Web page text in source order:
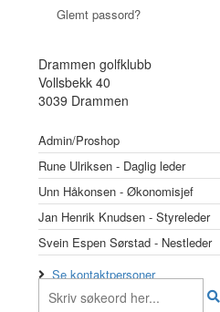
Glemt passord?
Drammen golfklubb
Vollsbekk 40
3039 Drammen
Admin/Proshop
Rune Ulriksen - Daglig leder
Unn Håkonsen - Økonomisjef
Jan Henrik Knudsen - Styreleder
Svein Espen Sørstad - Nestleder
Se kontaktpersoner